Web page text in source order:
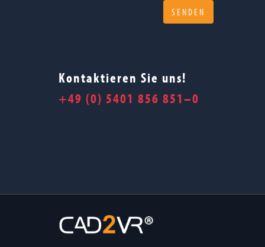
Kontaktieren Sie uns!
+49 (0) 5401 856 851–0